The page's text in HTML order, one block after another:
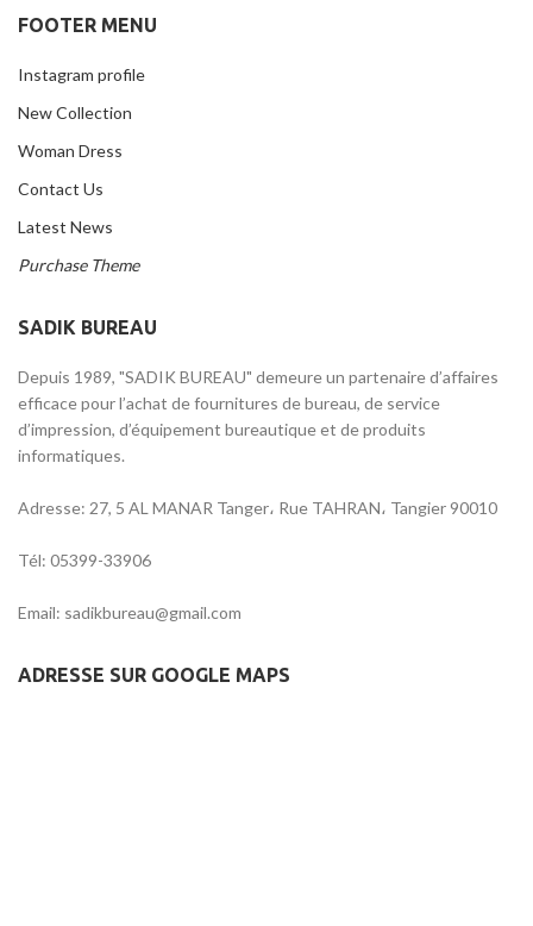
FOOTER MENU
Instagram profile
New Collection
Woman Dress
Contact Us
Latest News
Purchase Theme
SADIK BUREAU
Depuis 1989, "SADIK BUREAU" demeure un partenaire d’affaires
efficace pour l’achat de fournitures de bureau, de service
d’impression, d’équipement bureautique et de produits
informatiques.
Adresse: 27, 5 AL MANAR Tanger، Rue TAHRAN، Tangier 90010
Tél: 05399-33906
Email: sadikbureau@gmail.com
ADRESSE SUR GOOGLE MAPS